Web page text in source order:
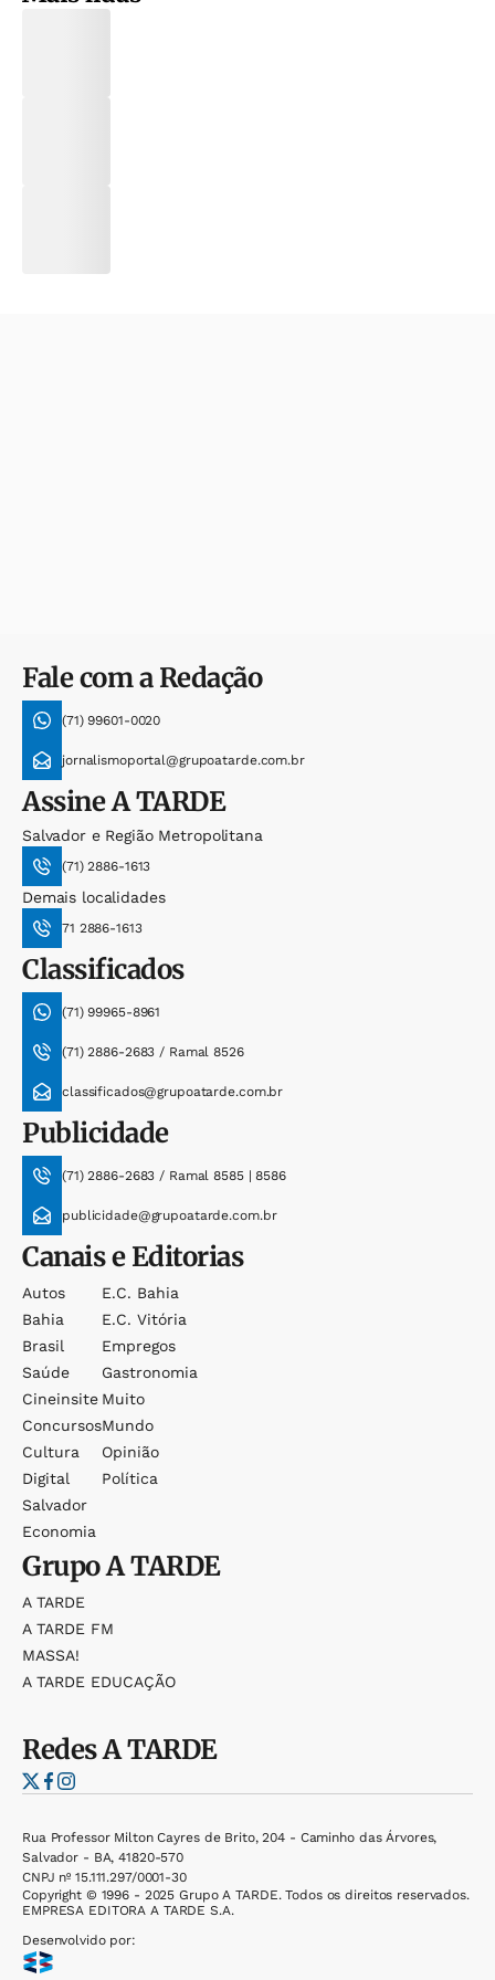
Fale com a Redação
(71) 99601-0020
jornalismoportal@grupoatarde.com.br
AssineA TARDE
Salvador e Região Metropolitana
(71) 2886-1613
Demais localidades
71 2886-1613
Classificados
(71) 99965-8961
(71) 2886-2683 / Ramal 8526
classificados@grupoatarde.com.br
Publicidade
(71) 2886-2683 / Ramal 8585 | 8586
publicidade@grupoatarde.com.br
Canais e Editorias
Autos
Bahia
Brasil
Saúde
Cineinsite
Concursos
Cultura
Digital
Salvador
Economia
E.c. Bahia
E.c. Vitória
Empregos
Gastronomia
Muito
Mundo
Opinião
Política
GrupoA TARDE
A TARDE
A TARDE FM
MASSA!
A TARDE EDUCAÇÃO
RedesA TARDE
Rua Professor Milton Cayres de Brito, 204 - Caminho das Árvores,
Salvador - BA, 41820-570
CNPJ nº 15.111.297/0001-30
Copyright © 1996 - 2025 Grupo A TARDE. Todos os direitos reservados.
EMPRESA EDITORA A TARDE S.A.
Desenvolvido por: